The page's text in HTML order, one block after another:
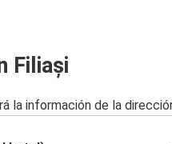
Filiași
la información de la